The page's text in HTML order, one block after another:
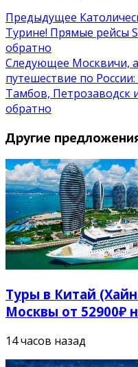
Предыдущее
Турине! Прямые рейсы
обратно
Следующее Москвичи,
путешествие по
Тамбов, Петрозаводск
обратно
Другие
Туры в Китай
Москвы от 52900₽
14 часов назад